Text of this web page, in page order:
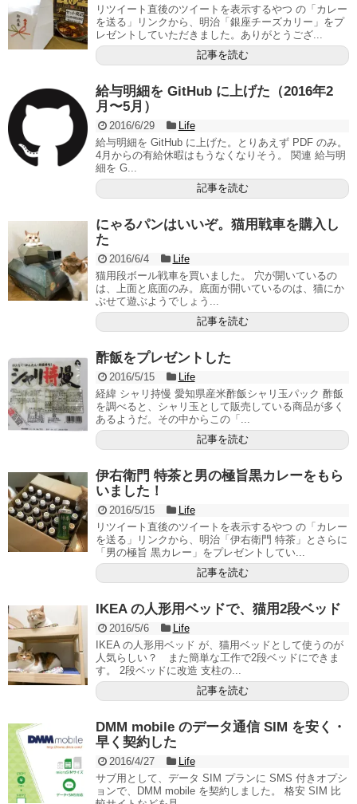
リツイート直後のツイートを表示するやつ の「カレー
を送る」リンクから、明治「銀座チーズカリー」をプ
レゼントしていただきました。ありがとうござ...
記事を読む
給与明細を GitHub に上げた（2016年2
月〜5月）
2016/6/29
Life
給与明細を GitHub に上げた。とりあえず PDF のみ。
4月からの有給休暇はもうなくなりそう。 関連 給与明
細を G...
記事を読む
にゃるパンはいいぞ。猫用戦車を購入し
た
2016/6/4
Life
猫用段ボール戦車を買いました。 穴が開いているの
は、上面と底面のみ。底面が開いているのは、猫にか
ぶせて遊ぶようでしょう...
記事を読む
酢飯をプレゼントした
2016/5/15
Life
経緯 シャリ持慢 愛知県産米酢飯シャリ玉パック 酢飯
を調べると、シャリ玉として販売している商品が多く
あるようだ。その中からこの「...
記事を読む
伊右衛門 特茶と男の極旨黒カレーをもら
いました！
2016/5/15
Life
リツイート直後のツイートを表示するやつ の「カレー
を送る」リンクから、明治「伊右衛門 特茶」とさらに
「男の極旨 黒カレー」をプレゼントしてい...
記事を読む
IKEA の人形用ベッドで、猫用2段ベッド
2016/5/6
Life
IKEA の人形用ベッド が、猫用ベッドとして使うのが
人気らしい？ また簡単な工作で2段ベッドにできま
す。 2段ベッドに改造 支柱の...
記事を読む
DMM mobile のデータ通信 SIM を安く・
早く契約した
2016/4/27
Life
サブ用として、データ SIM プランに SMS 付きオプシ
ョンで、DMM mobile を契約しました。 格安 SIM 比